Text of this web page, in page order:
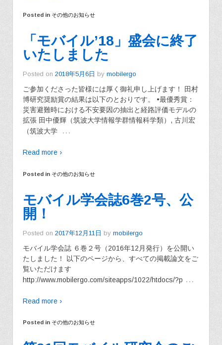
Posted in その他のお知らせ
「モバイル’18」盛会に終了
いたしました
Posted on 2018年5月6日 by mobilergo
ご参加くださった皆様には厚く御礼申し上げます！ 田村
博研究奨励賞の結果は以下のとおりです。 •最優秀賞：
災害避難時における不安要因の抽出と経路評価モデルの
拡張 田中優輝（筑波大学情報学群情報科学類）, 古川宏
（筑波大学
…
Read more ›
Posted in その他のお知らせ
モバイル学会誌6巻2号、公
開！
Posted on 2017年12月11日 by mobilergo
モバイル学会誌 ６巻２号（2016年12月発行）を公開い
たしました！ 以下のページから、すべての掲載論文をご
覧いただけます
http://www.mobilergo.com/siteapps/1022/htdocs/?p …
Read more ›
Posted in その他のお知らせ